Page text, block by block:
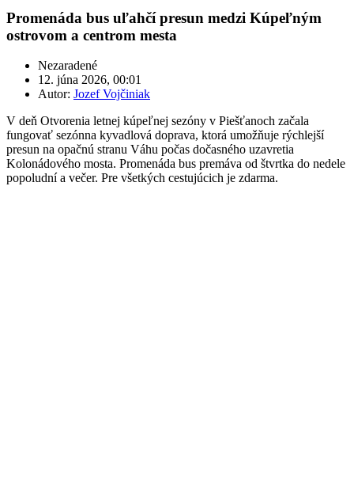
Promenáda bus uľahčí presun medzi Kúpeľným
ostrovom a centrom mesta
Nezaradené
12. júna 2026, 00:01
Autor: Jozef Vojčiniak
V deň Otvorenia letnej kúpeľnej sezóny v Piešťanoch začala
fungovať sezónna kyvadlová doprava, ktorá umožňuje rýchlejší
presun na opačnú stranu Váhu počas dočasného uzavretia
Kolonádového mosta. Promenáda bus premáva od štvrtka do nedele
popoludní a večer. Pre všetkých cestujúcich je zdarma.